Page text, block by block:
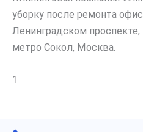
уборку после ремонта
Ленинградском
метро Сокол, Москва.